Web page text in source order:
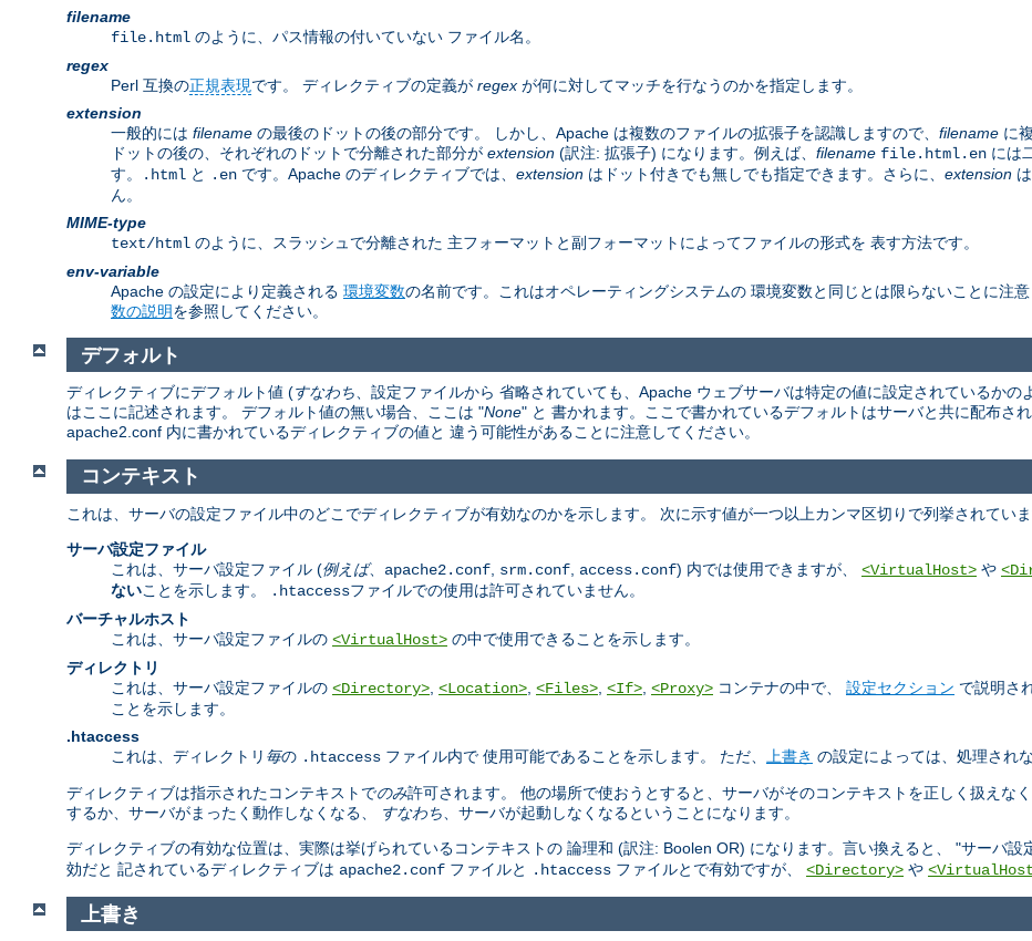
filename
file.html のように、パス情報の付いていない ファイル名。
regex
Perl 互換の正規表現です。 ディレクティブの定義が regex が何に対してマッチを行なうのかを指定します。
extension
一般的には filename の最後のドットの後の部分です。 しかし、Apache は複数のファイルの拡張子を認識しますので、 filename に
ドットの後の、それぞれのドットで分離された部分が extension (訳注: 拡張子) になります。例えば、 filename file.html.en には
す。
.html と .en です。Apache のディレクティブでは、 extension はドット付きでも無しでも指定できます。さらに、 extension
ん。
MIME-type
text/html のように、スラッシュで分離された 主フォーマットと副フォーマットによってファイルの形式を 表す方法です。
env-variable
Apache の設定により定義される 環境変数の名前です。これはオペレーティングシステムの 環境変数と同じとは限らないことに注
数の説明を参照してください。
デフォルト
ディレクティブにデフォルト値 (すなわち、設定ファイルから 省略されていても、Apache ウェブサーバは特定の値に設定されているかの
はここに記述されます。 デフォルト値の無い場合、ここは "None" と 書かれます。ここで書かれているデフォルトはサーバと共に配布さ
apache2.conf 内に書かれているディレクティブの値と 違う可能性があることに注意してください。
コンテキスト
これは、サーバの設定ファイル中のどこでディレクティブが有効なのかを示します。 次に示す値が一つ以上カンマ区切りで列挙されていま
サーバ設定ファイル
これは、サーバ設定ファイル (例えば、 apache2.conf srm.conf access.conf) 内では使用できますが、 <VirtualHost> や
ないことを示します。 .htaccessファイルでの使用は許可されていません。
バーチャルホスト
これは、サーバ設定ファイルの <VirtualHost> の中で使用できることを示します。
ディレクトリ
これは、サーバ設定ファイルの <Directory> <Location> <Files> <If> <Proxy> コンテナの中で、 設定セクション で説明さ
ことを示します。
.htaccess
これは、ディレクトリ 毎の .htaccess ファイル内で 使用可能であることを示します。 ただ、 上書き の設定によっては、処理され
ディレクティブは指示されたコンテキストでのみ許可されます。 他の場所で使おうとすると、サーバがそのコンテキストを正しく扱えな
するか、サーバがまったく動作しなくなる、
すなわち 、サーバが起動しなくなるということになります。
ディレクティブの有効な位置は、実際は挙げられているコンテキストの 論理和 (訳注: Boolen OR) になります。言い換えると、 "サーバ設
効だと 記されているディレクティブは apache2.conf ファイルと .htaccess ファイルとで有効ですが、 <Directory> や
上書き